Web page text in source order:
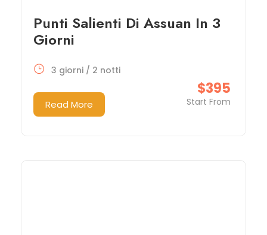
Punti Salienti Di Assuan In 3
Giorni
$395
Start From
3 giorni / 2 notti
Read More